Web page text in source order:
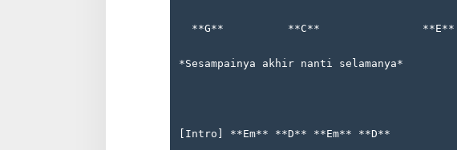
  **G**          **C**                **E**
*Sesampainya akhir nanti selamanya*
[Intro] **Em** **D** **Em** **D**